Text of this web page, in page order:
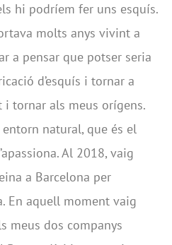
hi podríem fer uns esquís.
molts anys vivint a
a pensar que potser seria
d’esquís i tornar a
tornar als meus orígens.
natural, que és el
Al 2018, vaig
a Barcelona per
En aquell moment vaig
meus dos companys